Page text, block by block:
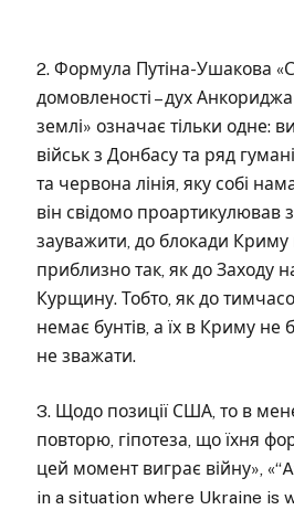
2. Формула Путіна-Ушакова
домовленості – дух Анкориджа
землі» означає тільки одне:
військ з Донбасу та ряд
та червона лінія, яку собі
він свідомо проартикулював
зауважити, до блокади Криму
приблизно так, як до Заходу
Курщину. Тобто, як до
немає бунтів, а їх в Криму не
не зважати.
3. Щодо позиції США, то в
повторю, гіпотеза, що їхня
цей момент виграє війну»,
in a situation where Ukraine is